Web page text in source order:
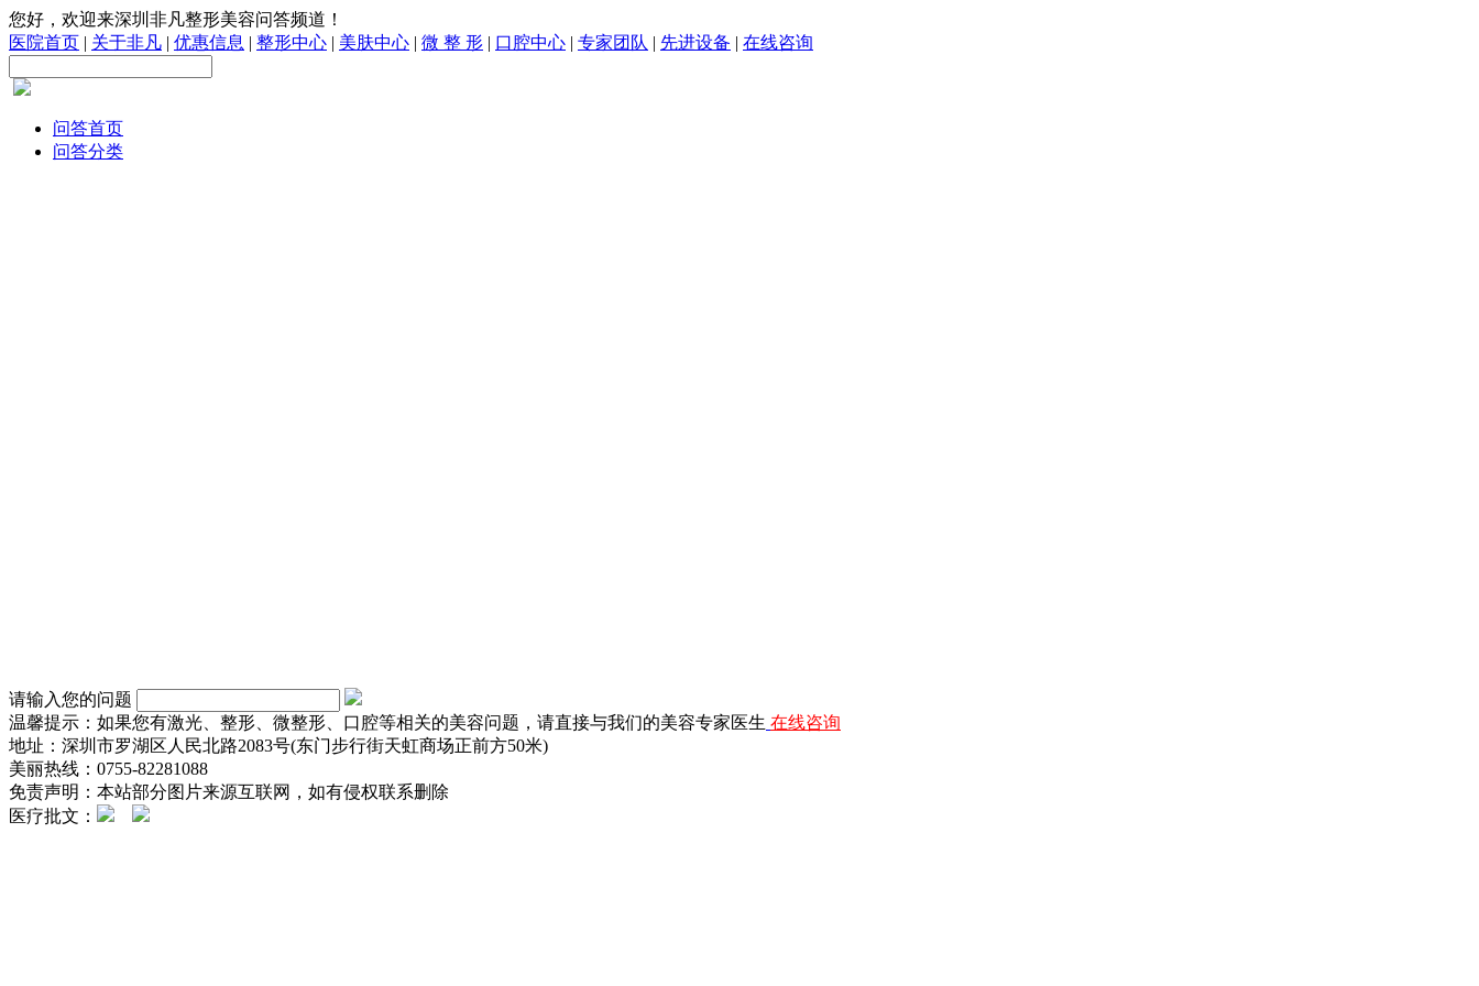
您好，欢迎来深圳非凡整形美容问答频道！
医院首页 | 关于非凡 | 优惠信息 | 整形中心 | 美肤中心 | 微 整 形 | 口腔中心 | 专家团队 | 先进设备 | 在线咨询
问答首页
问答分类
请输入您的问题
温馨提示：如果您有激光、整形、微整形、口腔等相关的美容问题，请直接与我们的美容专家医生 在线咨询
地址：深圳市罗湖区人民北路2083号(东门步行街天虹商场正前方50米)
美丽热线：0755-82281088
免责声明：本站部分图片来源互联网，如有侵权联系删除
医疗批文：